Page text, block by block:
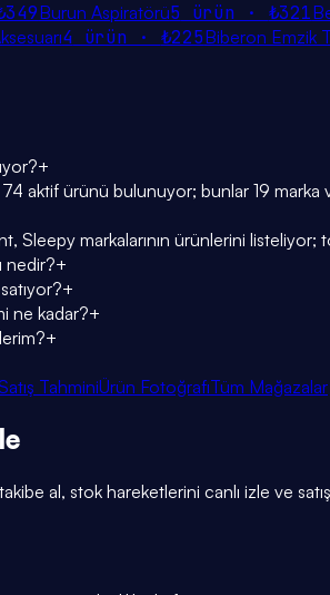
Burun Aspiratörü5 ürün · ₺321
4 ürün · ₺225Biberon Emzik
+
74 aktif ürünü bulunuyor; bunlar 19
Sleepy markalarının ürünlerini listeliyor;
nedir?+
+
ne kadar?+
+
TahminiÜrün FotoğrafıTüm Mağazalar
al, stok hareketlerini canlı izle ve